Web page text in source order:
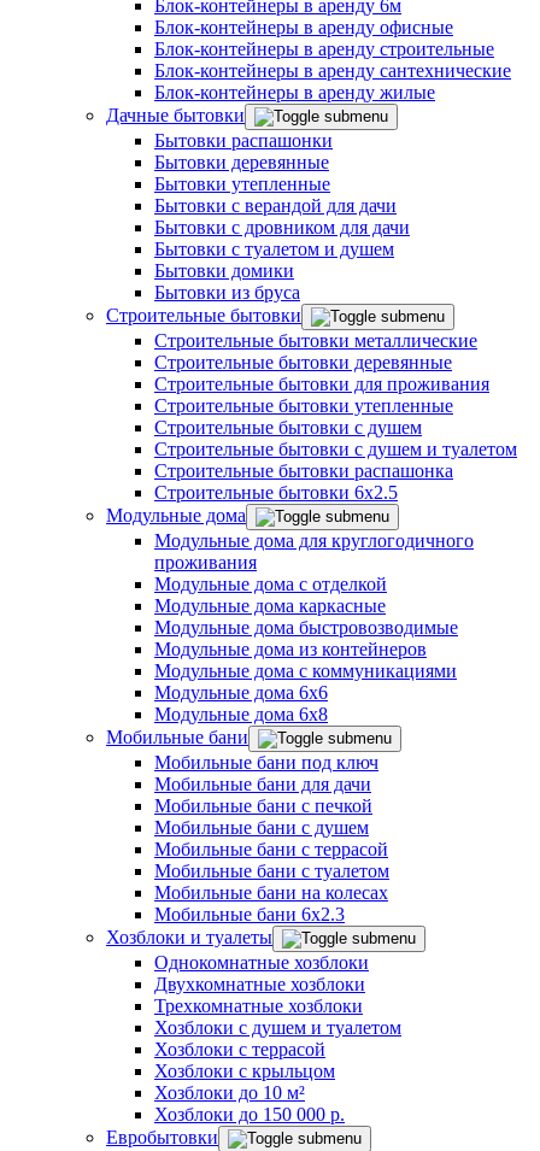
Блок-контейнеры в аренду 6м
Блок-контейнеры в аренду офисные
Блок-контейнеры в аренду строительные
Блок-контейнеры в аренду сантехнические
Блок-контейнеры в аренду жилые
Дачные бытовки
Бытовки распашонки
Бытовки деревянные
Бытовки утепленные
Бытовки с верандой для дачи
Бытовки с дровником для дачи
Бытовки с туалетом и душем
Бытовки домики
Бытовки из бруса
Строительные бытовки
Строительные бытовки металлические
Строительные бытовки деревянные
Строительные бытовки для проживания
Строительные бытовки утепленные
Строительные бытовки с душем
Строительные бытовки с душем и туалетом
Строительные бытовки распашонка
Строительные бытовки 6x2.5
Модульные дома
Модульные дома для круглогодичного
проживания
Модульные дома с отделкой
Модульные дома каркасные
Модульные дома быстровозводимые
Модульные дома из контейнеров
Модульные дома с коммуникациями
Модульные дома 6x6
Модульные дома 6x8
Мобильные бани
Мобильные бани под ключ
Мобильные бани для дачи
Мобильные бани с печкой
Мобильные бани с душем
Мобильные бани с террасой
Мобильные бани с туалетом
Мобильные бани на колесах
Мобильные бани 6х2.3
Хозблоки и туалеты
Однокомнатные хозблоки
Двухкомнатные хозблоки
Трехкомнатные хозблоки
Хозблоки с душем и туалетом
Хозблоки с террасой
Хозблоки с крыльцом
Хозблоки до 10 м²
Хозблоки до 150 000 р.
Евробытовки